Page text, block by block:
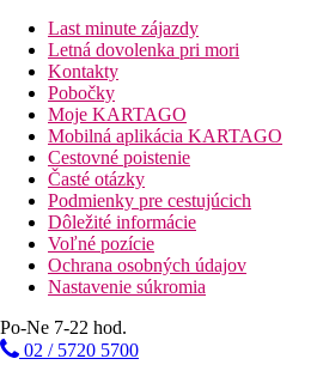
Last minute zájazdy
Letná dovolenka pri mori
Kontakty
Pobočky
Moje KARTAGO
Mobilná aplikácia KARTAGO
Cestovné poistenie
Časté otázky
Podmienky pre cestujúcich
Dôležité informácie
Voľné pozície
Ochrana osobných údajov
Nastavenie súkromia
Po-Ne 7-22 hod.
02 / 5720 5700